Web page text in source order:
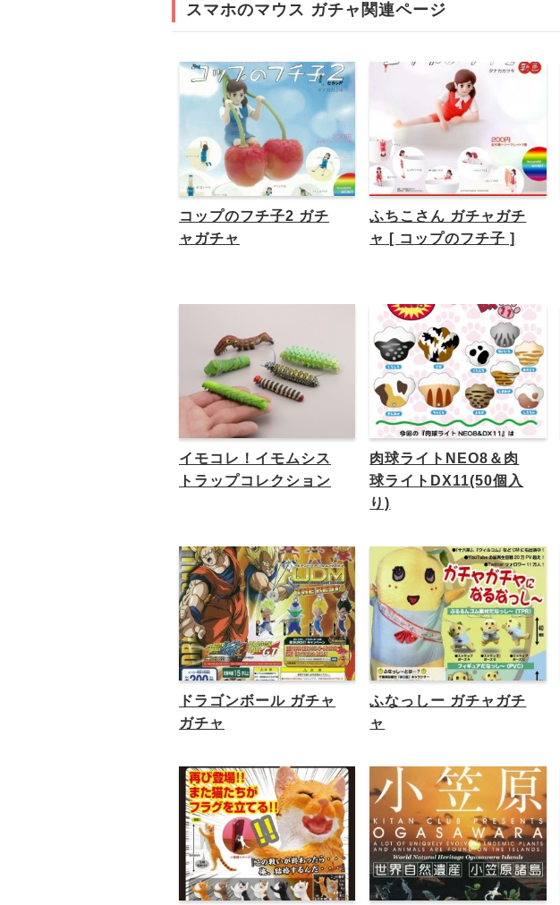
スマホのマウス ガチャ関連ページ
コップのフチ子2 ガチ
ャガチャ
ふちこさん ガチャガチ
ャ [ コップのフチ子 ]
イモコレ！イモムシス
トラップコレクション
肉球ライトNEO8＆肉
球ライトDX11(50個入
り)
ドラゴンボール ガチャ
ガチャ
ふなっしー ガチャガチ
ャ